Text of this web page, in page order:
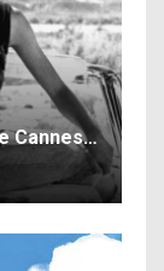
Cannes…